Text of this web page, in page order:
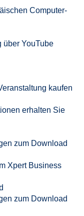
Computer-
über YouTube
kaufen
erhalten Sie
zum Download
Xpert Business
zum Download